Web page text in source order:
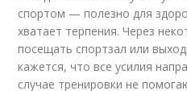
спортом — полезно для
хватает терпения. Через
посещать спортзал или
кажется, что все усилия
случае тренировки не